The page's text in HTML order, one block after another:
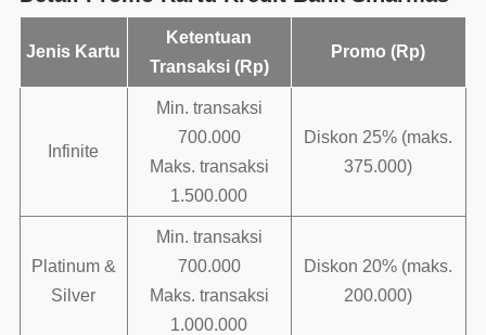
Jenis Kartu
Ketentuan
Transaksi (Rp)
Promo (Rp)
Infinite
Min. transaksi
700.000
Maks. transaksi
1.500.000
Diskon 25% (maks.
375.000)
Platinum &
Silver
Min. transaksi
700.000
Maks. transaksi
1.000.000
Diskon 20% (maks.
200.000)